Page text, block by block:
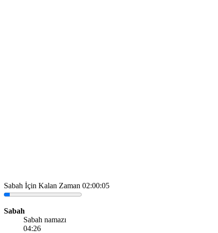
Sabah İçin Kalan Zaman 02:00:05
Sabah
Sabah namazı
04:26